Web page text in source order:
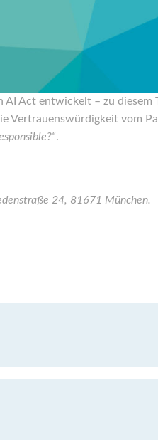
Act entwickelt – zu diesem
Vertrauenswürdigkeit vom
.
24, 81671 München.